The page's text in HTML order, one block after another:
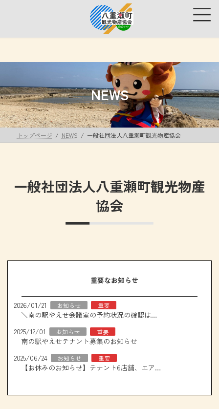
ス
プ
ン
動
NEWS
トップページ NEWS 一般社団法人八重瀬町観光物産協会
一般社団法人八重瀬町観光物産
協会
重要なお知らせ
2026/01/21 お知らせ 重要
＼南の駅やえせ会議室の予約状況の確認はこちら！／
2025/12/01
お知らせ 重要
南の駅やえせテナント募集のお知らせ
2025/06/24
お知らせ 重要
【お休みのお知らせ】テナント6店舗、エアコン取り換え工事について